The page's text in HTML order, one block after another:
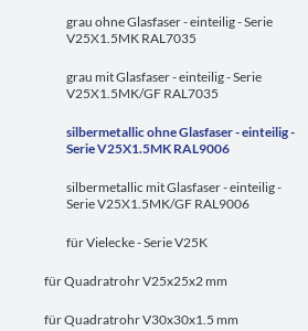
grau ohne Glasfaser - einteilig - Serie
V25X1.5MK RAL7035
grau mit Glasfaser - einteilig - Serie
V25X1.5MK/GF RAL7035
silbermetallic ohne Glasfaser - einteilig -
Serie V25X1.5MK RAL9006
silbermetallic mit Glasfaser - einteilig -
Serie V25X1.5MK/GF RAL9006
für Vielecke - Serie V25K
für Quadratrohr V25x25x2 mm
für Quadratrohr V30x30x1.5 mm